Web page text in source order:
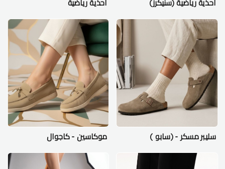
احذية رياضية (سنيكرز) احذية رياضية
سليبر مسكر - (سابو ) موكاسين - كاجوال